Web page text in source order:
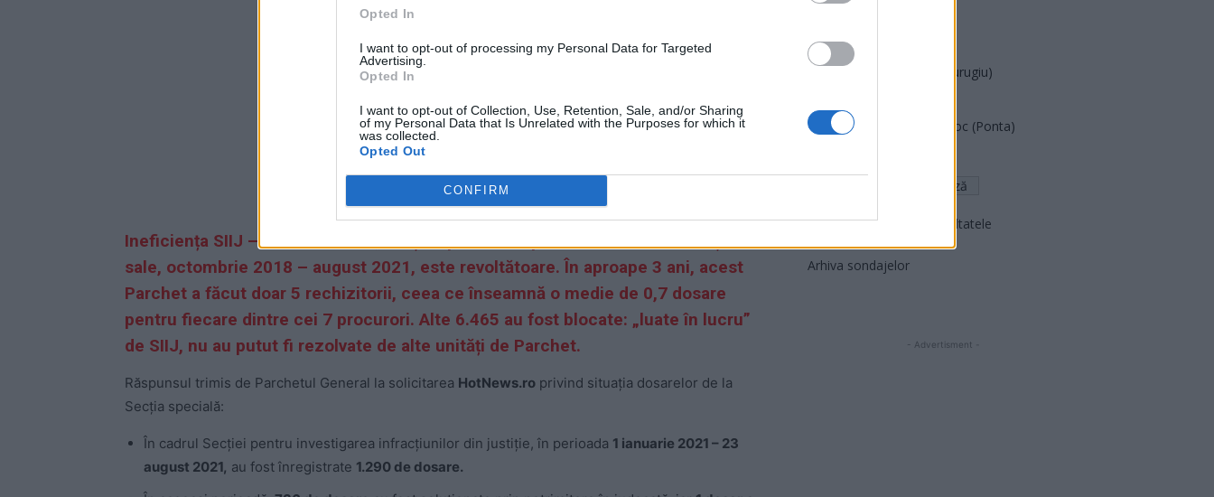
Opted In
I want to opt-out of processing my Personal Data for Targeted
Advertising.
Opted In
I want to opt-out of Collection, Use, Retention, Sale, and/or Sharing
of my Personal Data that Is Unrelated with the Purposes for which it
was collected.
Opted Out
CONFIRM
ad
Ineficiența SIIJ – cunoscută ca „Secția Specială” – pe toată durata existenței
sale, octombrie 2018 – august 2021, este revoltătoare. În aproape 3 ani, acest
Parchet a făcut doar 5 rechizitorii, ceea ce înseamnă o medie de 0,7 dosare
pentru fiecare dintre cei 7 procurori. Alte 6.465 au fost blocate: „luate în lucru”
de SIIJ, nu au putut fi rezolvate de alte unități de Parchet.
Răspunsul trimis de Parchetul General la solicitarea HotNews.ro privind situația dosarelor de la
Secția specială:
​În cadrul Secției pentru investigarea infracțiunilor din justiție, în perioada 1 ianuarie 2021 – 23
august 2021, au fost înregistrate 1.290 de dosare.
PNCR (Terheș)
Partidul Patrioților (Surugiu)
România pe Primul Loc (Ponta)
Arată rezultatele
Arhiva sondajelor
- Advertisment -